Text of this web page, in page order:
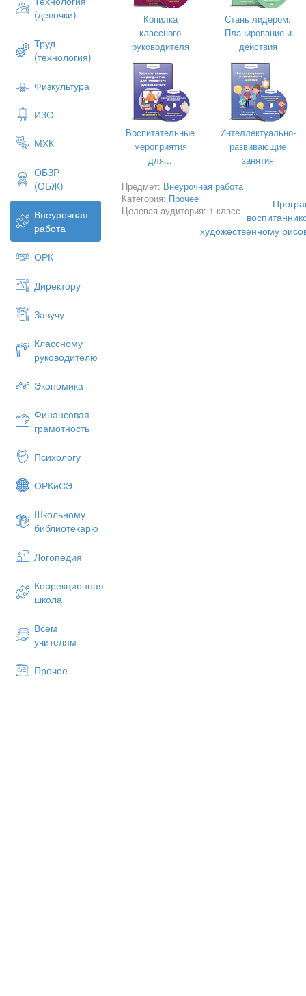
(девочки)
Труд
(технология)
Физкультура
ИЗО
МХК
ОБЗР
(ОБЖ)
Внеурочная
работа
ОРК
Директору
Завучу
Классному
руководителю
Экономика
Финансовая
грамотность
Психологу
ОРКиСЭ
Школьному
библиотекарю
Логопедия
Коррекционная
школа
Всем
учителям
Прочее
Копилка
классного
руководителя
Стань лидером.
Планирование и
действия
Воспитательные
мероприятия
для...
Интеллектуально-
развивающие
занятия
Предмет: Внеурочная работа
Категория: Прочее
Целевая аудитория: 1 класс
художественному